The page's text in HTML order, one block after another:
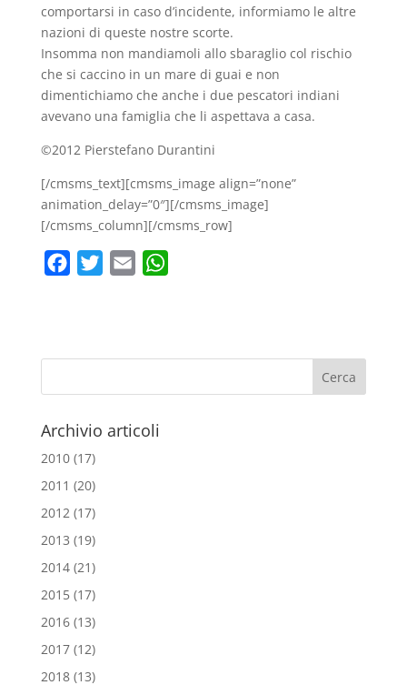
comportarsi in caso d’incidente, informiamo le altre
nazioni di queste nostre scorte.
Insomma non mandiamoli allo sbaraglio col rischio
che si caccino in un mare di guai e non
dimentichiamo che anche i due pescatori indiani
avevano una famiglia che li aspettava a casa.
©2012 Pierstefano Durantini
[/cmsms_text][cmsms_image align=”none”
animation_delay=”0″][/cmsms_image]
[/cmsms_column][/cmsms_row]
b
o
k
t
e
l
s
A
Archivio articoli
2010(17)
2011 (20)
2012(17)
2013 (19)
2014(21)
2015(17)
2016(13)
2017(12)
2018(13)